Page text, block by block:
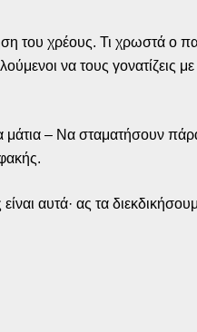
του χρέους. Τι χρωστά ο
να τους γονατίζεις
μάτια – Να σταματήσουν
αυτά· ας τα